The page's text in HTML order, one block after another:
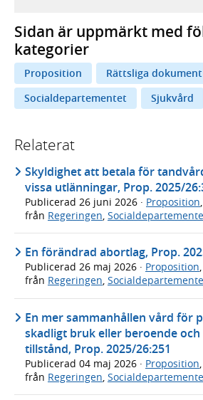
Sidan är uppmärkt med
kategorier
Proposition
Rättsliga dokument
Socialdepartementet
Sjukvård
Relaterat
Skyldighet att betala för
vissa utlänningar, Prop. 2025/
Publicerad 26 juni 2026 · Proposition
från Regeringen
En förändrad abortlag, Prop.
Publicerad 26 maj 2026 · Proposition,
från Regeringen,
En mer sammanhållen vård för
skadligt bruk eller beroende
tillstånd, Prop. 2025/26:251
Publicerad 04 maj 2026 · Proposition,
från Regeringen,